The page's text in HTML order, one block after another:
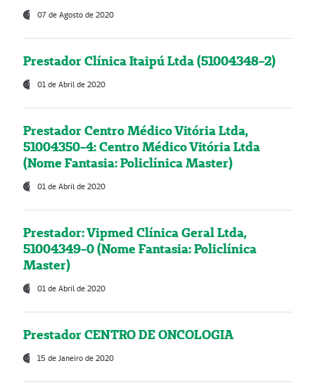
07 de Agosto de 2020
Prestador Clínica Itaipú Ltda (51004348-2)
01 de Abril de 2020
Prestador Centro Médico Vitória Ltda,
51004350-4: Centro Médico Vitória Ltda
(Nome Fantasia: Policlínica Master)
01 de Abril de 2020
Prestador: Vipmed Clínica Geral Ltda,
51004349-0 (Nome Fantasia: Policlínica
Master)
01 de Abril de 2020
Prestador CENTRO DE ONCOLOGIA
15 de Janeiro de 2020